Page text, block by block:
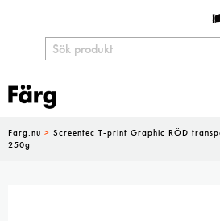
Farg.nu > Screentec T-print Graphic RÖD
250g